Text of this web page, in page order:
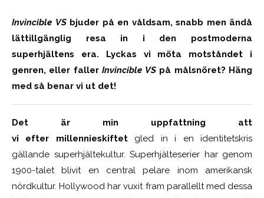
Invincible VS bjuder på en våldsam, snabb men ändå
lättillgänglig resa in i den postmoderna
superhjältens era. Lyckas vi möta motståndet i
genren, eller faller Invincible VS på målsnöret? Häng
med så benar vi ut det!
Det är min uppfattning att
vi efter millennieskiftet gled in i en identitetskris
gällande superhjältekultur. Superhjälteserier har genom
1900-talet blivit en central pelare inom amerikansk
nördkultur. Hollywood har vuxit fram parallellt med dessa